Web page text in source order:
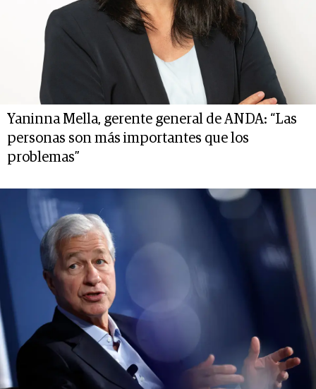
Yaninna Mella, gerente general de ANDA: “Las
personas son más importantes que los
problemas”